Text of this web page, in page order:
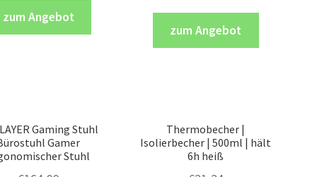
zum Angebot
zum Angebot
Gaming Stuhl
Gamer
Stuhl
Thermobecher |
Isolierbecher | 500ml | hält
6h heiß